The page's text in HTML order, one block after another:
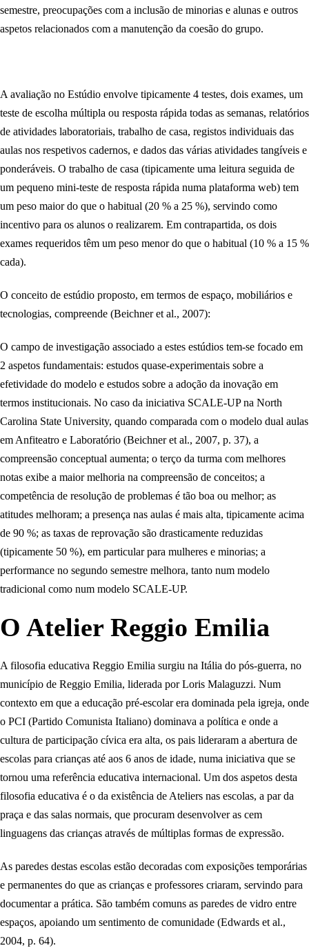
semestre, preocupações com a inclusão de minorias e alunas e outros
aspetos relacionados com a manutenção da coesão do grupo.
A avaliação no Estúdio envolve tipicamente 4 testes, dois exames, um
teste de escolha múltipla ou resposta rápida todas as semanas, relatórios
de atividades laboratoriais, trabalho de casa, registos individuais das
aulas nos respetivos cadernos, e dados das várias atividades tangíveis e
ponderáveis. O trabalho de casa (tipicamente uma leitura seguida de
um pequeno mini-teste de resposta rápida numa plataforma web) tem
um peso maior do que o habitual (20 % a 25 %), servindo como
incentivo para os alunos o realizarem. Em contrapartida, os dois
exames requeridos têm um peso menor do que o habitual (10 % a 15 %
cada).
O conceito de estúdio proposto, em termos de espaço, mobiliários e
tecnologias, compreende (Beichner et al., 2007):
O campo de investigação associado a estes estúdios tem-se focado em
2 aspetos fundamentais: estudos quase-experimentais sobre a
efetividade do modelo e estudos sobre a adoção da inovação em
termos institucionais. No caso da iniciativa SCALE-UP na North
Carolina State University, quando comparada com o modelo dual aulas
em Anfiteatro e Laboratório (Beichner et al., 2007, p. 37), a
compreensão conceptual aumenta; o terço da turma com melhores
notas exibe a maior melhoria na compreensão de conceitos; a
competência de resolução de problemas é tão boa ou melhor; as
atitudes melhoram; a presença nas aulas é mais alta, tipicamente acima
de 90 %; as taxas de reprovação são drasticamente reduzidas
(tipicamente 50 %), em particular para mulheres e minorias; a
performance no segundo semestre melhora, tanto num modelo
tradicional como num modelo SCALE-UP.
O Atelier Reggio Emilia
A filosofia educativa Reggio Emilia surgiu na Itália do pós-guerra, no
município de Reggio Emilia, liderada por Loris Malaguzzi. Num
contexto em que a educação pré-escolar era dominada pela igreja, onde
o PCI (Partido Comunista Italiano) dominava a política e onde a
cultura de participação cívica era alta, os pais lideraram a abertura de
escolas para crianças até aos 6 anos de idade, numa iniciativa que se
tornou uma referência educativa internacional. Um dos aspetos desta
filosofia educativa é o da existência de Ateliers nas escolas, a par da
praça e das salas normais, que procuram desenvolver as cem
linguagens das crianças através de múltiplas formas de expressão.
As paredes destas escolas estão decoradas com exposições temporárias
e permanentes do que as crianças e professores criaram, servindo para
documentar a prática. São também comuns as paredes de vidro entre
espaços, apoiando um sentimento de comunidade (Edwards et al.,
2004, p. 64).